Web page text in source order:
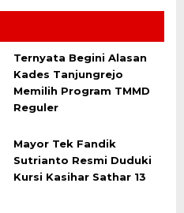
Ternyata Begini Alasan
Kades Tanjungrejo
Memilih Program TMMD
Reguler
Mayor Tek Fandik
Sutrianto Resmi Duduki
Kursi Kasihar Sathar 13